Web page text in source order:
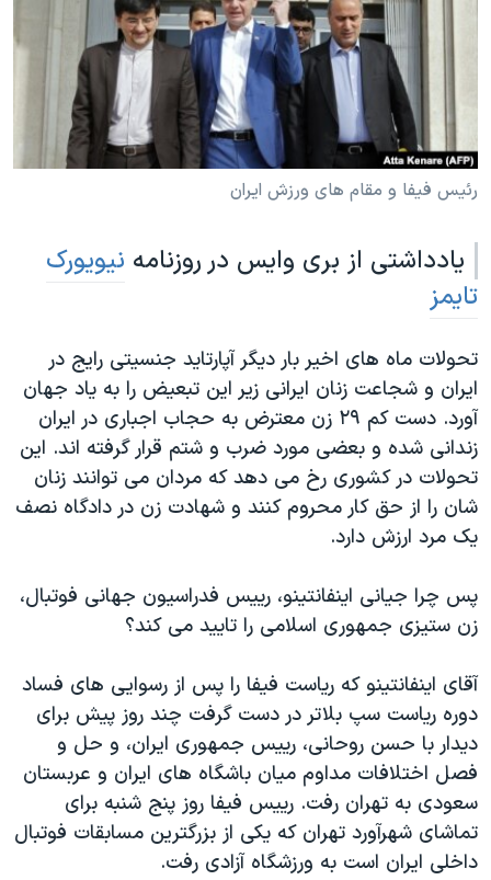
فرهنگ و زندگی
حقوق شهروندی
اقتصادی
علم و فناوری
اسرائیل در جنگ
آرشیو پخش زنده
انتخابات ریاست جمهوری آمریکا ۲۰۲۴
حمله جمهوری اسلامی به اسرائیل
رمز مهسا
ورزش زنان در ایران
مجموعه مستندهای دادخواهی
تریبونال مردمی آبان ۹۸
چهل سال گروگان‌گیری
قانون شفافیت دارائی کادر رهبری ایران
اعتراضات مردمی آبان ۹۸
اسرائیل در جنگ
نرگس محمدی برنده جایزه نوبل صلح
صفحه‌های ویژه
دنبال کنید
زبانهای مختلف
رئیس فیفا و مقام های ورزش ایران
یادداشتی از بری وایس در روزنامه نیویورک
تایمز
تحولات ماه های اخیر بار دیگر آپارتاید جنسیتی رایج در
ایران و شجاعت زنان ایرانی زیر این تبعیض را به یاد جهان
آورد. دست کم ۲۹ زن معترض به حجاب اجباری در ایران
زندانی شده و بعضی مورد ضرب و شتم قرار گرفته اند. این
تحولات در کشوری رخ می دهد که مردان می توانند زنان
شان را از حق کار محروم کنند و شهادت زن در دادگاه نصف
یک مرد ارزش دارد.
پس چرا جیانی اینفانتینو، رییس فدراسیون جهانی فوتبال،
زن ستیزی جمهوری اسلامی را تایید می کند؟
آقای اینفانتینو که ریاست فیفا را پس از رسوایی های فساد
دوره ریاست سپ بلاتر در دست گرفت چند روز پیش برای
دیدار با حسن روحانی، رییس جمهوری ایران، و حل و
فصل اختلافات مداوم میان باشگاه های ایران و عربستان
سعودی به تهران رفت. رییس فیفا روز پنج شنبه برای
تماشای شهرآورد تهران که یکی از بزرگترین مسابقات فوتبال
داخلی ایران است به ورزشگاه آزادی رفت.